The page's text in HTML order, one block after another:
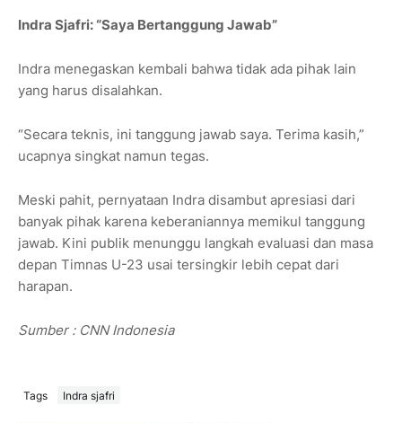
Indra Sjafri: “Saya Bertanggung Jawab”
Indra menegaskan kembali bahwa tidak ada pihak lain
yang harus disalahkan.
“Secara teknis, ini tanggung jawab saya. Terima kasih,”
ucapnya singkat namun tegas.
Meski pahit, pernyataan Indra disambut apresiasi dari
banyak pihak karena keberaniannya memikul tanggung
jawab. Kini publik menunggu langkah evaluasi dan masa
depan Timnas U-23 usai tersingkir lebih cepat dari
harapan.
Sumber : CNN Indonesia
Tags Indra sjafri